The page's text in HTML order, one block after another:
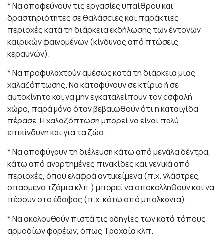
* Να αποφεύγουν τις εργασίες υπαίθρου και
δραστηριότητες σε θαλάσσιες και παράκτιες
περιοχές κατά τη διάρκεια εκδήλωσης των έντονων
καιρικών φαινομένων (κίνδυνος από πτώσεις
κεραυνών).
* Να προφυλαχτούν αμέσως κατά τη διάρκεια μιας
χαλαζόπτωσης. Να καταφύγουν σε κτίριο ή σε
αυτοκίνητο και να μην εγκαταλείπουν τον ασφαλή
χώρο, παρά μόνο όταν βεβαιωθούν ότι η καταιγίδα
πέρασε. Η χαλαζόπτωση μπορεί να είναι πολύ
επικίνδυνη και για τα ζώα.
* Να αποφύγουν τη διέλευση κάτω από μεγάλα δέντρα,
κάτω από αναρτημένες πινακίδες και γενικά από
περιοχές, όπου ελαφρά αντικείμενα (π.χ. γλάστρες,
σπασμένα τζάμια κλπ.) μπορεί να αποκολληθούν και να
πέσουν στο έδαφος (π.χ. κάτω από μπαλκόνια).
* Να ακολουθούν πιστά τις οδηγίες των κατά τόπους
αρμοδίων φορέων, όπως Τροχαία κλπ.